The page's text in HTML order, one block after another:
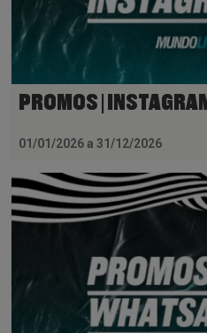
PROMOS |
01/01/2026 a 31/12/2026